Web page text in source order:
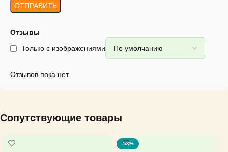
Отзывы
Только с изображениями
Отзывов пока нет.
Сопутствующие товары
-53%